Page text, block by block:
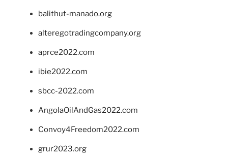
balithut-manado.org
alteregotradingcompany.org
aprce2022.com
ibie2022.com
sbcc-2022.com
AngolaOilAndGas2022.com
Convoy4Freedom2022.com
grur2023.org